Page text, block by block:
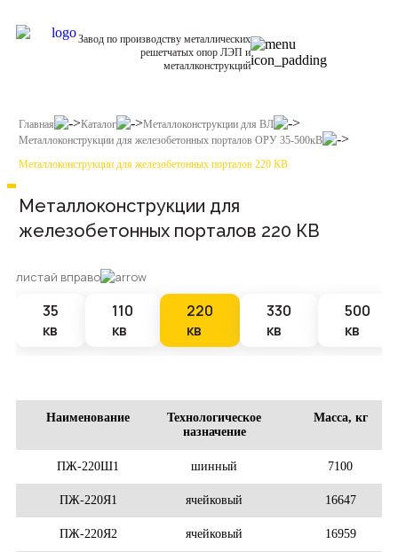
Завод по производству металлических
решетчатых опор ЛЭП и
металлконструкций
Главная Каталог
Металлоконструкции для ВЛ
Металлоконструкции для железобетонных порталов ОРУ 35-500кВ
Металлоконструкции для железобетонных порталов 220 КВ
Металлоконструкции для
железобетонных порталов 220 КВ
листай вправо
35
кв
110
кв
220
кв
330
кв
500
кв
Наименование
Технологическое
назначение
Масса, кг
ПЖ-220Ш1 шинный 7100
ПЖ-220Я1 ячейковый 16647
ПЖ-220Я2 ячейковый 16959